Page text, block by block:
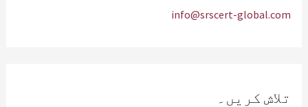
info@srscert-global.com
تلاش کریں۔